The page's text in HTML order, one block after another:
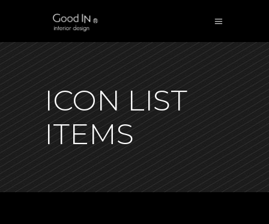
ICON LIST
ITEMS